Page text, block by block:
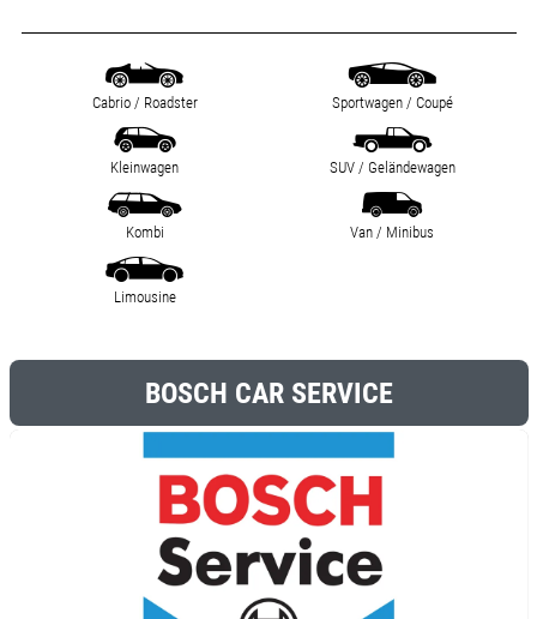
Cabrio / Roadster Sportwagen / Coupé
Kleinwagen SUV / Geländewagen
Kombi Van / Minibus
Limousine
BOSCH CAR SERVICE